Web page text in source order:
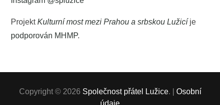
ProjektKulturní most mezi Prahou a srbskou Lužicíje
podporován MHMP.
Copyright © 2026 Společnost přátel Lužice. | Osobní